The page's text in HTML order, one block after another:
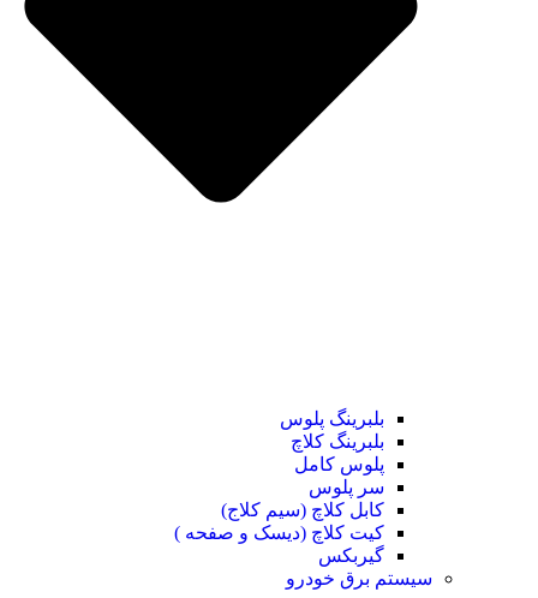
بلبرینگ پلوس
بلبرینگ کلاچ
پلوس کامل
سر پلوس
کابل کلاچ (سیم کلاج)
کیت کلاچ (دیسک و صفحه )
گیربکس
سیستم برق خودرو